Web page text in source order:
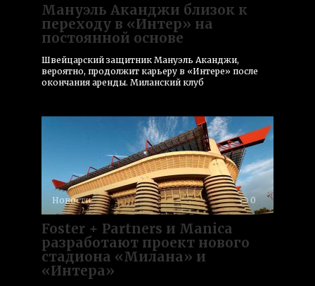
Мануэль Аканджи близок к
переходу в «Интер» на
постоянной основе
Швейцарский защитник Мануэль Аканджи,
вероятно, продолжит карьеру в «Интере» после
окончания аренды. Миланский клуб
Новости 0
Foster + Partners и Manica
разработают проект нового
стадиона «Милана» и
«Интера»